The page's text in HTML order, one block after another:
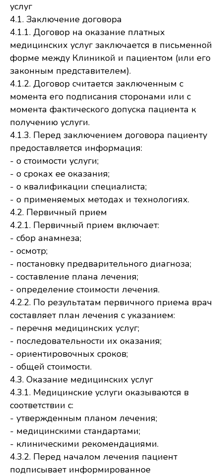
услуг
4.1. Заключение договора
4.1.1. Договор на оказание платных
медицинских услуг заключается в письменной
форме между Клиникой и пациентом (или его
законным представителем).
4.1.2. Договор считается заключенным с
момента его подписания сторонами или с
момента фактического допуска пациента к
получению услуги.
4.1.3. Перед заключением договора пациенту
предоставляется информация:
- о стоимости услуги;
- о сроках ее оказания;
- о квалификации специалиста;
- о применяемых методах и технологиях.
4.2. Первичный прием
4.2.1. Первичный прием включает:
- сбор анамнеза;
- осмотр;
- постановку предварительного диагноза;
- составление плана лечения;
- определение стоимости лечения.
4.2.2. По результатам первичного приема врач
составляет план лечения с указанием:
- перечня медицинских услуг;
- последовательности их оказания;
- ориентировочных сроков;
- общей стоимости.
4.3. Оказание медицинских услуг
4.3.1. Медицинские услуги оказываются в
соответствии с:
- утвержденным планом лечения;
- медицинскими стандартами;
- клиническими рекомендациями.
4.3.2. Перед началом лечения пациент
подписывает информированное